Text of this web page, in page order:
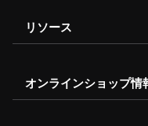
リソース
オンラインショップ情